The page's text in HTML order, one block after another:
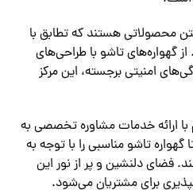
محصولاتی هستند که تطابق با
از گهواره‌های تاشو با طراحی‌های
امنیتی برجسته، این مرکز
با ارائه خدمات مشاوره تخصصی به
تاشو مناسبی را با توجه به
فضای دلنشین و پر از نور این
برای مشتریان می‌شود.